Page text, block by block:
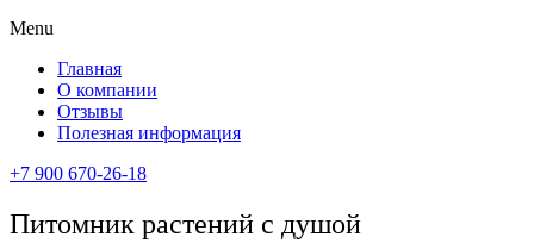
Menu
Главная
О компании
Отзывы
Полезная информация
+7 900 670-26-18
Питомник растений с душой